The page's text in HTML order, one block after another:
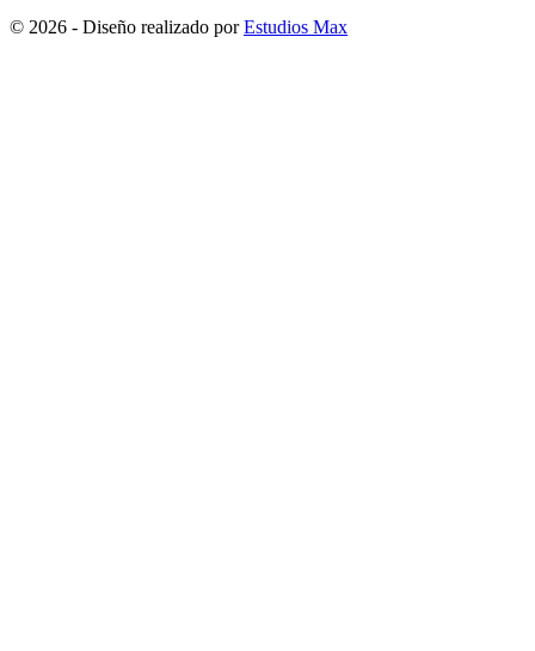
© 2026 - Diseño realizado porEstudios Max